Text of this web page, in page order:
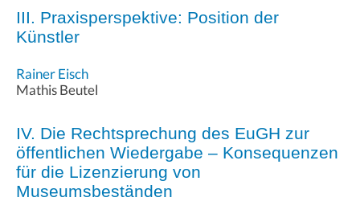
III. Praxisperspektive: Position der
Künstler
Rainer Eisch
Mathis Beutel
IV. Die Rechtsprechung des EuGH zur
öffentlichen Wiedergabe – Konsequenzen
für die Lizenzierung von
Museumsbeständen